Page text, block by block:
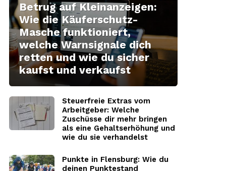
Betrug auf Kleinanzeigen:
Wie die Käuferschutz-
Masche funktioniert,
welche Warnsignale dich
retten und wie du sicher
kaufst und verkaufst
Steuerfreie Extras vom
Arbeitgeber: Welche
Zuschüsse dir mehr bringen
als eine Gehaltserhöhung und
wie du sie verhandelst
Punkte in Flensburg: Wie du
deinen Punktestand